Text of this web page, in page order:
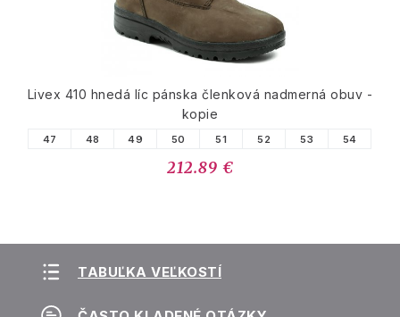
Livex 410 hnedá líc pánska členková nadmerná obuv -
kopie
47 48 49 50 51 52 53 54
212.89 €
TABUĽKA VEĽKOSTÍ